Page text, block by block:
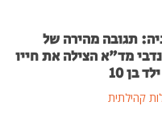
תגובה מהירה של
מד"א הצילה את חייו
בן 10
קהילתית